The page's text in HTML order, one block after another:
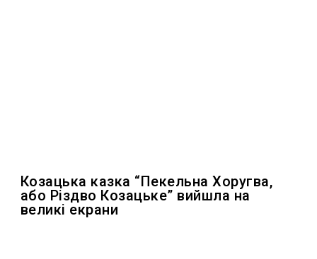
Козацька казка “Пекельна Хоругва,
або Різдво Козацьке” вийшла на
великі екрани